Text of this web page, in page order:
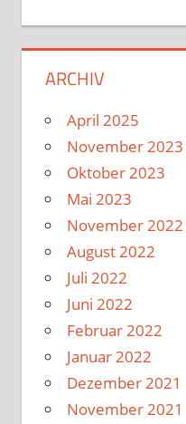
ARCHIV
April 2025
November 2023
Oktober 2023
Mai 2023
November 2022
August 2022
Juli 2022
Juni 2022
Februar 2022
Januar 2022
Dezember 2021
November 2021